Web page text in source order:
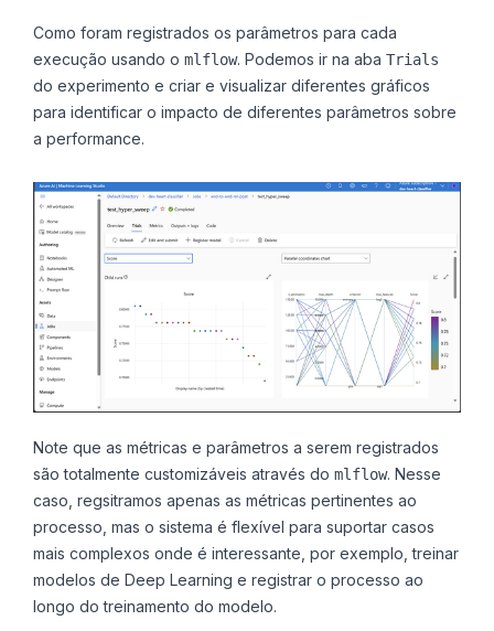
Como foram registrados os parâmetros para cada
execução usando o mlflow. Podemos ir na aba Trials
do experimento e criar e visualizar diferentes gráficos
para identificar o impacto de diferentes parâmetros sobre
a performance.
Note que as métricas e parâmetros a serem registrados
são totalmente customizáveis através do mlflow. Nesse
caso, regsitramos apenas as métricas pertinentes ao
processo, mas o sistema é flexível para suportar casos
mais complexos onde é interessante, por exemplo, treinar
modelos de Deep Learning e registrar o processo ao
longo do treinamento do modelo.